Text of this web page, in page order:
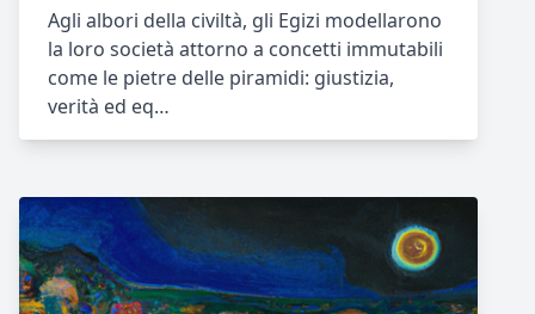
Agli albori della civiltà, gli Egizi modellarono
la loro società attorno a concetti immutabili
come le pietre delle piramidi: giustizia,
verità ed eq…